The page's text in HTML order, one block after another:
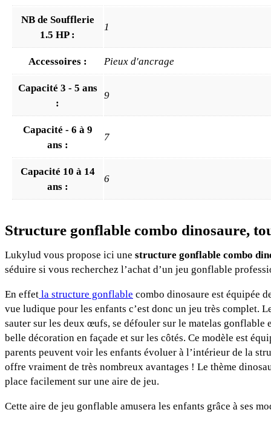
NB de Soufflerie
1.5 HP :
1
Accessoires : Pieux d'ancrage
Capacité 3 - 5 ans
:
9
Capacité - 6 à 9
ans :
7
Capacité 10 à 14
ans :
6
Structure gonflable combo dinosaure,
Lukylud vous propose ici une structure gonflable combo
séduire si vous recherchez l’achat d’un jeu gonflable
En effet la structure gonflable combo dinosaure est équipée
vue ludique pour les enfants c’est donc un jeu très complet.
sauter sur les deux œufs, se défouler sur le matelas
belle décoration en façade et sur les côtés. Ce modèle est
parents peuvent voir les enfants évoluer à l’intérieur de la
offre vraiment de très nombreux avantages ! Le thème
place facilement sur une aire de jeu.
Cette aire de jeu gonflable amusera les enfants grâce à ses